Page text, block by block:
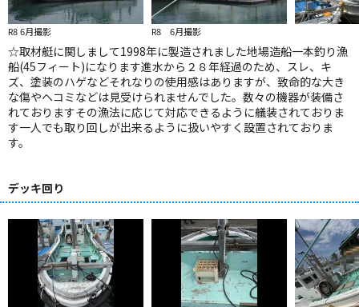
R8 6月撮影 R8 6月撮影
☆取材艇に関しまして1998年に製造されました地場造船一本釣り漁
船(45フィート)になります進水から２８年経過のため、スレ、キ
ズ、塗装のハゲなどそれなりの使用感はありますが、致命的な大き
な傷やヘコミなどは見受けられませんでした。数々の機器が装備さ
れておりますその漁法に応じて対応できるように艤装されておりま
す一人でも取り回しが出来るように扱いやすく設置されておりま
す。
デッキ回り